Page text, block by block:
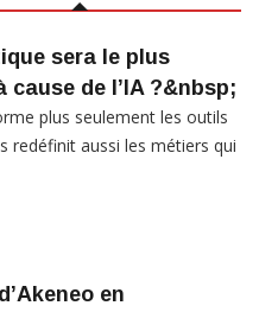
sera le plus
de l’IA ?&nbsp;
plus seulement les outils
redéfinit aussi les métiers qui
en